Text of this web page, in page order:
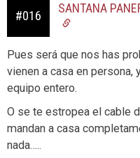
#016
SANTANA
Pues será que nos has
vienen a casa en persona,
equipo entero.
O se te estropea el cable
mandan a casa
nada…..